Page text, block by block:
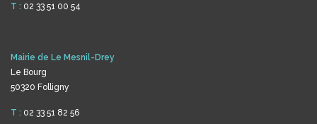
T : 02 33 51 00 54
Mairie de Le Mesnil-Drey
Le Bourg
50320 Folligny
T : 02 33 51 82 56